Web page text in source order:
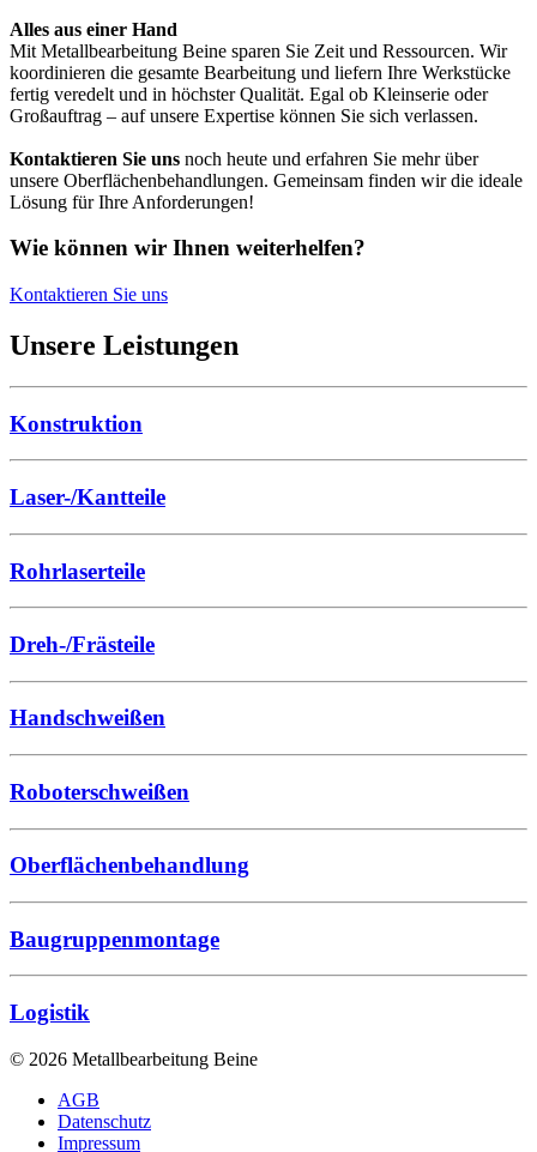
Alles aus einer Hand
Mit Metallbearbeitung Beine sparen Sie Zeit und Ressourcen. Wir
koordinieren die gesamte Bearbeitung und liefern Ihre Werkstücke
fertig veredelt und in höchster Qualität. Egal ob Kleinserie oder
Großauftrag – auf unsere Expertise können Sie sich verlassen.
Kontaktieren Sie uns noch heute und erfahren Sie mehr über
unsere Oberflächenbehandlungen. Gemeinsam finden wir die ideale
Lösung für Ihre Anforderungen!
Wie können wir Ihnen weiterhelfen?
Kontaktieren Sie uns
Unsere Leistungen
Konstruktion
Laser-/Kantteile
Rohrlaserteile
Dreh-/Frästeile
Handschweißen
Roboterschweißen
Oberflächenbehandlung
Baugruppenmontage
Logistik
© 2026 Metallbearbeitung Beine
AGB
Datenschutz
Impressum